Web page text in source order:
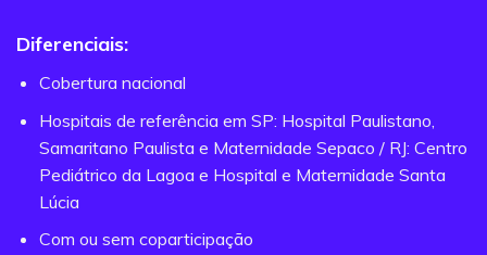
Diferenciais:
Cobertura nacional
Hospitais de referência em SP: Hospital Paulistano,
Samaritano Paulista e Maternidade Sepaco / RJ: Centro
Pediátrico da Lagoa e Hospital e Maternidade Santa
Lúcia
Com ou sem coparticipação